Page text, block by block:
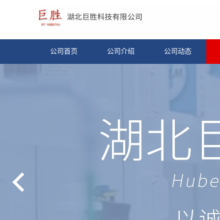
公司首页 公司介绍 公司动态